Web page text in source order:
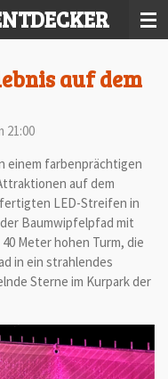
auf dem
21:00
einem farbenprächtigen
auf dem
LED-Streifen in
Baumwipfelpfad mit
Meter hohen Turm, die
in ein strahlendes
Sterne im Kurpark der